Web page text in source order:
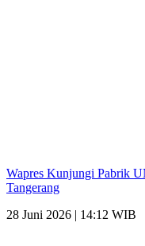
Wapres Kunjungi Pabrik
Tangerang
28 Juni 2026 | 14:12 WIB